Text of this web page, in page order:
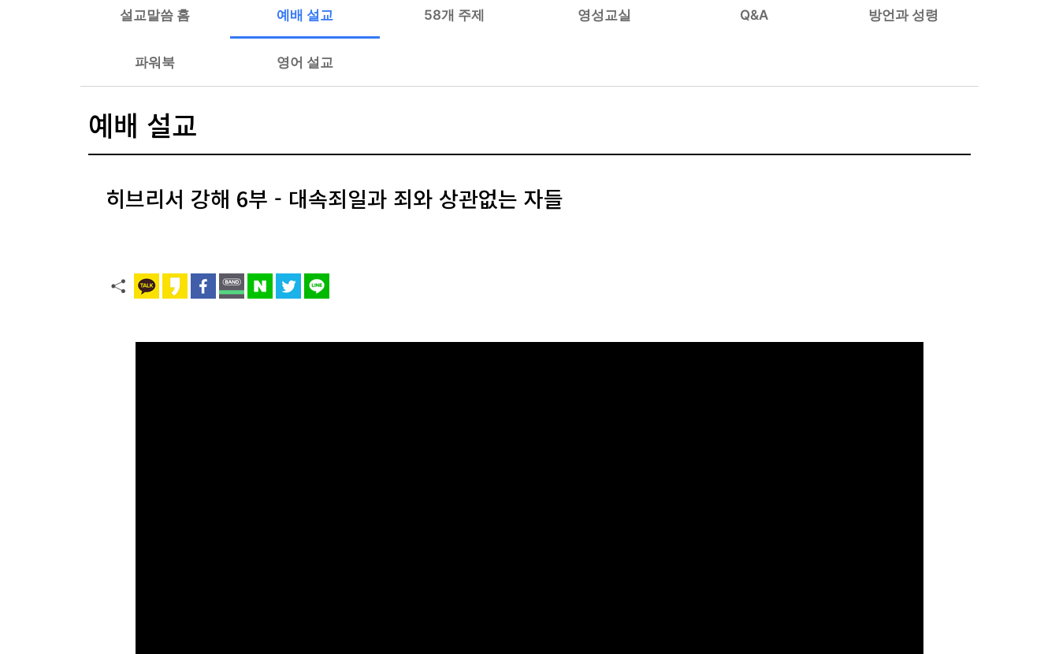
설교말씀 홈 예배 설교 58개 주제 영성교실 Q&A 방언과 성령
파워북 영어 설교
예배 설교
히브리서 강해 6부 - 대속죄일과 죄와 상관없는 자들